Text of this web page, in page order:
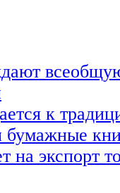
к
бумажные
на экспорт